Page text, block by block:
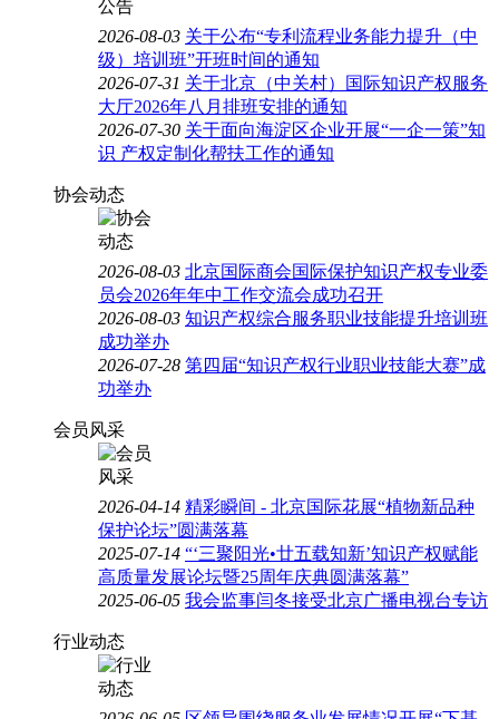
2026-08-03 关于公布“专利流程业务能力提升（中
级）培训班”开班时间的通知
2026-07-31 关于北京（中关村）国际知识产权服务
大厅2026年八月排班安排的通知
2026-07-30 关于面向海淀区企业开展“一企一策”知
识 产权定制化帮扶工作的通知
协会动态
2026-08-03 北京国际商会国际保护知识产权专业委
员会2026年年中工作交流会成功召开
2026-08-03 知识产权综合服务职业技能提升培训班
成功举办
2026-07-28 第四届“知识产权行业职业技能大赛”成
功举办
会员风采
2026-04-14 精彩瞬间 - 北京国际花展“植物新品种
保护论坛”圆满落幕
2025-07-14 “‘三聚阳光•廿五载知新’知识产权赋能
高质量发展论坛暨25周年庆典圆满落幕”
2025-06-05 我会监事闫冬接受北京广播电视台专访
行业动态